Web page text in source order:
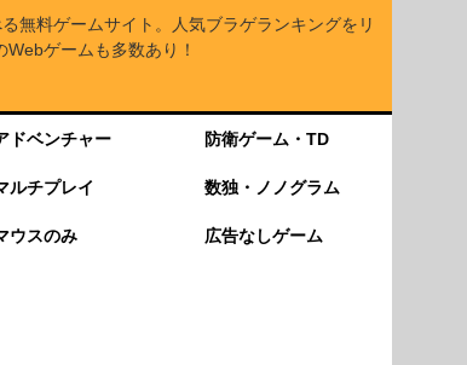
無料ゲームサイト。人気ブラゲランキングをリ
ゲームも多数あり！
ドベンチャー 防衛ゲーム・TD
ルチプレイ 数独・ノノグラム
ウスのみ 広告なしゲーム